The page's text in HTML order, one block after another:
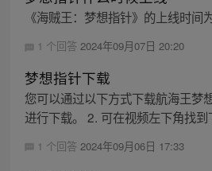
《海贼王：梦想指针》的上线时间
1 个回答 2024年09月07日 20:20
梦想指针下载
您可以通过以下方式下载航海王梦
进行下载。 2. 可在视频左下角找到
1 个回答 2024年09月06日 17:33